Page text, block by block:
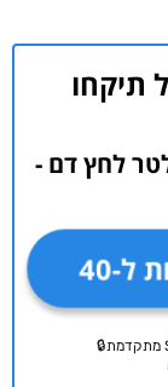
תיקחו
לחץ דם -
ל-40